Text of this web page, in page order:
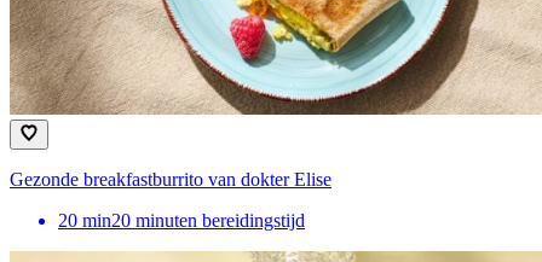
Gezonde breakfastburrito van dokter Elise
20 min20 minuten bereidingstijd